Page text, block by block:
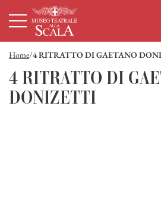
HomepageMenù principale
Home 4 RITRATTO DI GAETANO
4 RITRATTO DI
DONIZETTI